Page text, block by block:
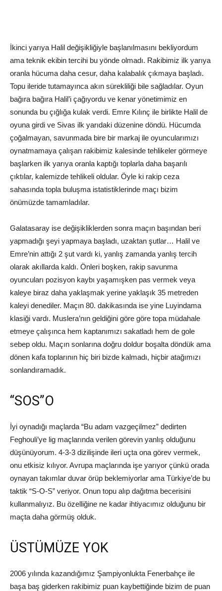
İkinci yarıya Halil değişikliğiyle başlanılmasını bekliyordum
ama teknik ekibin tercihi bu yönde olmadı. Rakibimiz ilk yarıya
oranla hücuma daha cesur, daha kalabalık çıkmaya başladı.
Topu ileride tutamayınca akın sürekliliği bile sağladılar. Oyun
bağıra bağıra Halil’i çağıyordu ve kenar yönetimimiz en
sonunda bu çığlığa kulak verdi. Emre Kılınç ile birlikte Halil de
oyuna girdi ve Sivas ilk yarıdaki düzenine döndü. Hücumda
çoğalmayan, savunmada bire bir markaj ile oyuncularımızı
oynatmamaya çalışan rakibimiz kalesinde tehlikeler görmeye
başlarken ilk yarıya oranla kaptığı toplarla daha başarılı
çıktılar, kalemizde tehlikeli oldular. Öyle ki rakip ceza
sahasında topla buluşma istatistiklerinde maçı bizim
önümüzde tamamladılar.
Galatasaray ise değişikliklerden sonra maçın başından beri
yapmadığı şeyi yapmaya başladı, uzaktan şutlar… Halil ve
Emre’nin attığı 2 şut vardı ki, yanlış zamanda yanlış tercih
olarak akıllarda kaldı. Önleri boşken, rakip savunma
oyuncuları pozisyon kaybı yaşamışken pas vermek veya
kaleye biraz daha yaklaşmak yerine yaklaşık 35 metreden
kaleyi denediler. Maçın 80. dakikasında ise yine Luyindama
klasiği vardı. Muslera’nın geldiğini göre göre topa müdahale
etmeye çalışınca hem kaptanımızı sakatladı hem de gole
sebep oldu. Maçın sonlarına doğru doldur boşalta döndük ama
dönen kafa toplarının hiç biri bizde kalmadı, hiçbir atağımızı
sonlandıramadık.
“SOS”O
İyi oynadığı maçlarda “Bu adam vazgeçilmez” dedirten
Feghouli’ye lig maçlarında verilen görevin yanlış olduğunu
düşünüyorum. 4-3-3 dizilişinde ileri uçta ona görev vermek,
onu etkisiz kılıyor. Avrupa maçlarında işe yarıyor çünkü orada
oynayan takımlar duvar örüp beklemiyorlar ama Türkiye’de bu
taktik “S-O-S” veriyor. Onun topu alıp dağıtma becerisini
kullanmalıyız. Bu özelliğine ne kadar ihtiyacımız olduğunu bir
maçta daha görmüş olduk.
ÜSTÜMÜZE YOK
2006 yılında kazandığımız Şampiyonlukta Fenerbahçe ile
başa baş giderken rakibimiz puan kaybettiğinde bizim de puan